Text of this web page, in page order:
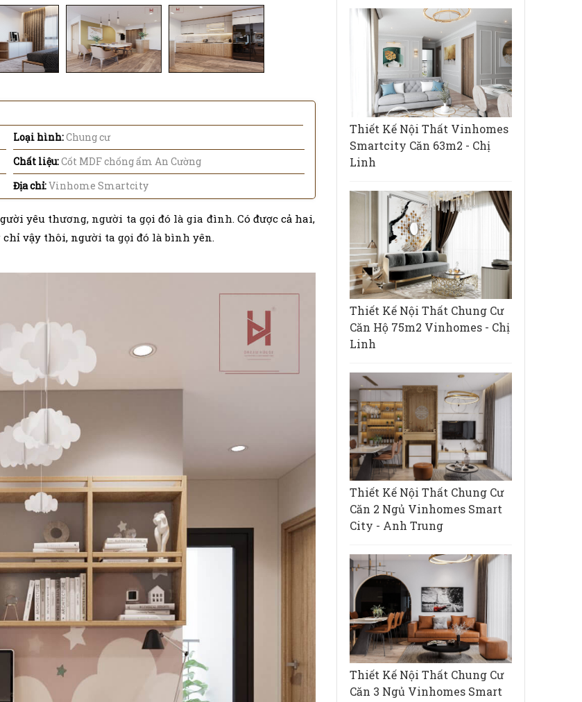
Loại hình:Chung cư
Chất liệu:Cốt MDF chống ẩm An Cường
Địa chỉ:Vinhome Smartcity
yêu thương, người ta gọi đó là gia đình. Có được cả hai,
vậy thôi, người ta gọi đó là bình yên.
Thiết Kế Nội Thất Vinhomes
Smartcity Căn 63m2 - Chị
Linh
Thiết Kế Nội Thất Chung Cư
Căn Hộ 75m2 Vinhomes - Chị
Linh
Thiết Kế Nội Thất Chung Cư
Căn 2 Ngủ Vinhomes Smart
City - Anh Trung
Thiết Kế Nội Thất Chung Cư
Căn 3 Ngủ Vinhomes Smart